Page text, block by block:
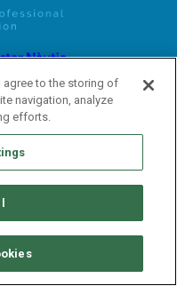
NEWSLETTER
agree to the storing of
navigation, analyze
efforts.